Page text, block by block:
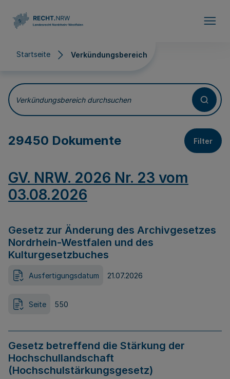
Startseite Verkündungsbereich
Verkündungsbereich
Verkündungsbereich durchsuchen
29450 Dokumente Filter
GV. NRW. 2026 Nr. 23 vom
03.08.2026
Gesetz zur Änderung des Archivgesetzes
Nordrhein-Westfalen und des
Kulturgesetzbuches
Ausfertigungsdatum 21.07.2026
Seite 550
Gesetz betreffend die Stärkung der
Hochschullandschaft
(Hochschulstärkungsgesetz)